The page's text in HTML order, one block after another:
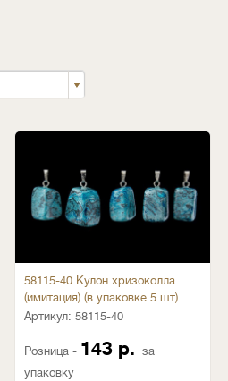
58115-40 Кулон хризоколла
(имитация) (в упаковке 5 шт)
Артикул: 58115-40
Розница - 143 р. за
упаковку